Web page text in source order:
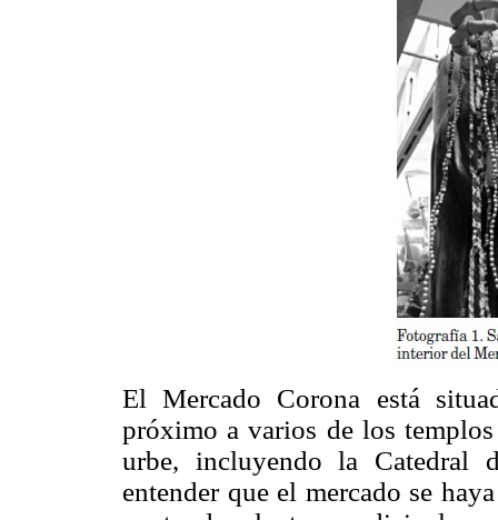
El Mercado Corona está
próximo a varios de los
urbe, incluyendo la Catedral
entender que el mercado se